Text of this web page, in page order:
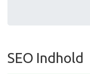
SEO Indhold